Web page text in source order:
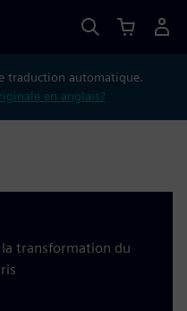
traduction automatique.
en anglais?
transformation du